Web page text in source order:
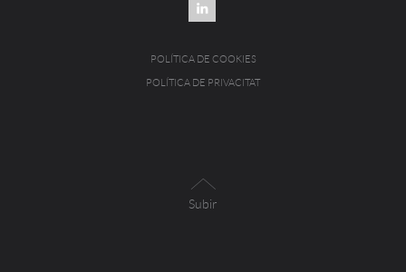
POLÍTICA DE COOKIES
POLÍTICA DE PRIVACITAT
Subir